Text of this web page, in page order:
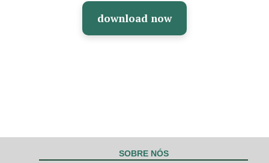
download now
SOBRE NÓS